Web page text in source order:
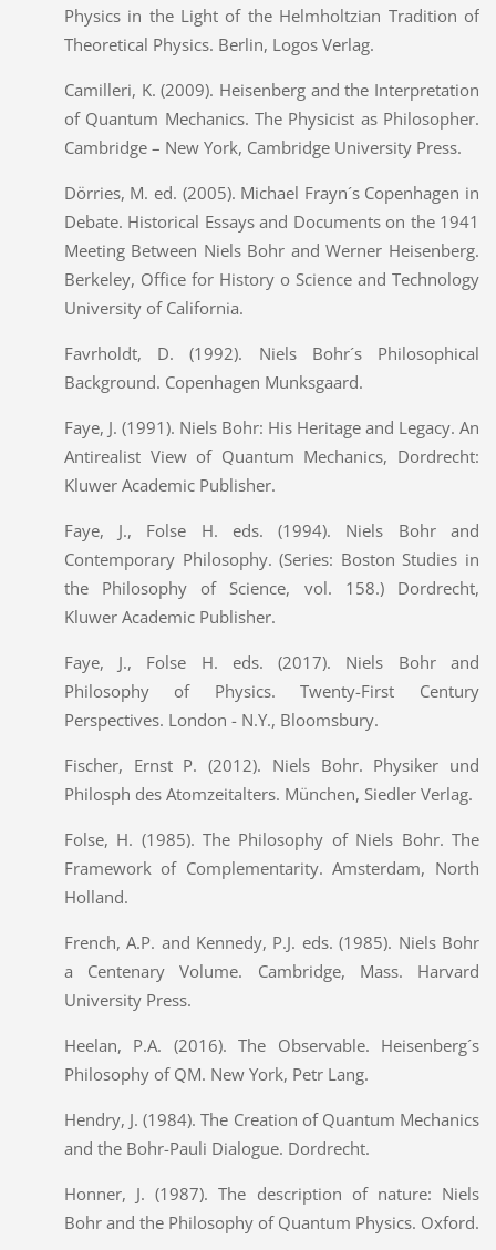
Physics in the Light of the Helmholtzian Tradition of
Theoretical Physics. Berlin, Logos Verlag.
Camilleri, K. (2009). Heisenberg and the Interpretation
of Quantum Mechanics. The Physicist as Philosopher.
Cambridge – New York, Cambridge University Press.
Dörries, M. ed. (2005). Michael Frayn´s Copenhagen in
Debate. Historical Essays and Documents on the 1941
Meeting Between Niels Bohr and Werner Heisenberg.
Berkeley, Office for History o Science and Technology
University of California.
Favrholdt, D. (1992). Niels Bohr´s Philosophical
Background. Copenhagen Munksgaard.
Faye, J. (1991). Niels Bohr: His Heritage and Legacy. An
Antirealist View of Quantum Mechanics, Dordrecht:
Kluwer Academic Publisher.
Faye, J., Folse H. eds. (1994). Niels Bohr and
Contemporary Philosophy. (Series: Boston Studies in
the Philosophy of Science, vol. 158.) Dordrecht,
Kluwer Academic Publisher.
Faye, J., Folse H. eds. (2017). Niels Bohr and
Philosophy of Physics. Twenty-First Century
Perspectives. London - N.Y., Bloomsbury.
Fischer, Ernst P. (2012). Niels Bohr. Physiker und
Philosph des Atomzeitalters. München, Siedler Verlag.
Folse, H. (1985). The Philosophy of Niels Bohr. The
Framework of Complementarity. Amsterdam, North
Holland.
French, A.P. and Kennedy, P.J. eds. (1985). Niels Bohr
a Centenary Volume. Cambridge, Mass. Harvard
University Press.
Heelan, P.A. (2016). The Observable. Heisenberg´s
Philosophy of QM. New York, Petr Lang.
Hendry, J. (1984). The Creation of Quantum Mechanics
and the Bohr-Pauli Dialogue. Dordrecht.
Honner, J. (1987). The description of nature: Niels
Bohr and the Philosophy of Quantum Physics. Oxford.